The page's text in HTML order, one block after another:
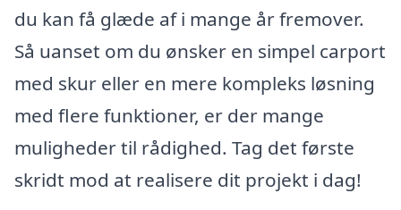
du kan få glæde af i mange år fremover.
Så uanset om du ønsker en simpel carport
med skur eller en mere kompleks løsning
med flere funktioner, er der mange
muligheder til rådighed. Tag det første
skridt mod at realisere dit projekt i dag!